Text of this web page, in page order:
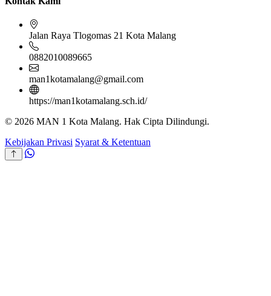
Jalan Raya Tlogomas 21 Kota Malang
0882010089665
man1kotamalang@gmail.com
https://man1kotamalang.sch.id/
© 2026 MAN 1 Kota Malang. Hak Cipta Dilindungi.
Kebijakan Privasi Syarat & Ketentuan